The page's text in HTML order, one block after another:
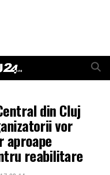
din Cluj
vor
aproape
reabilitare